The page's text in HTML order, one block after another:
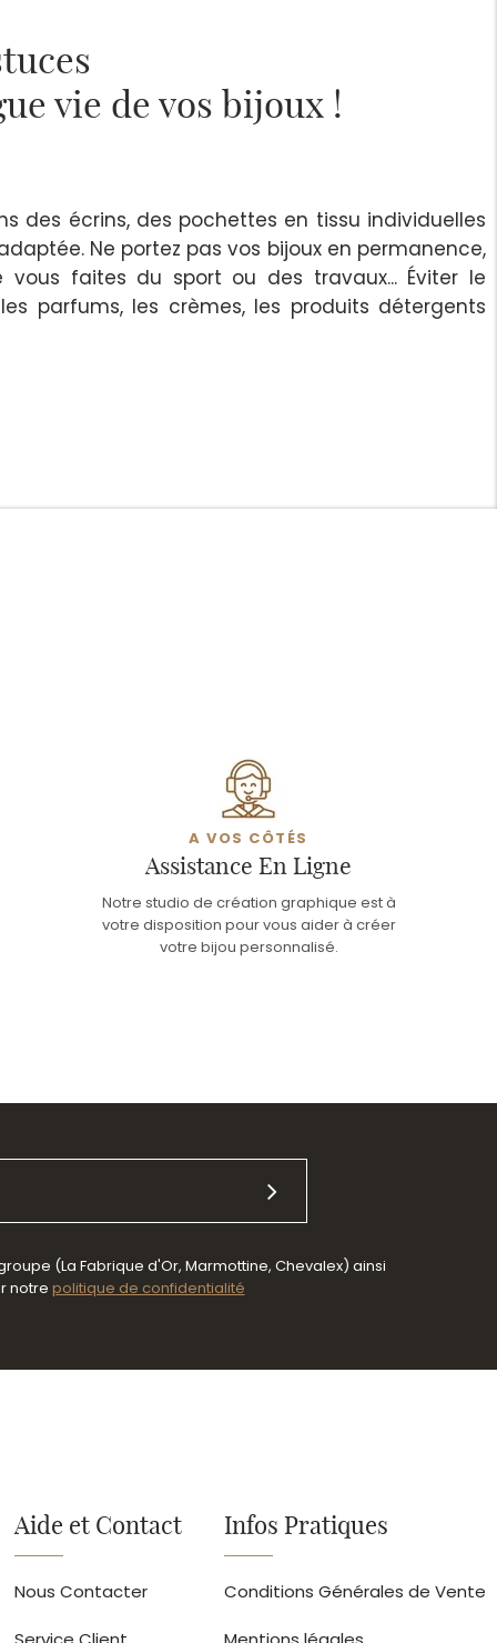
vie de vos bijoux !
des écrins, des pochettes en tissu individuelles
Ne portez pas vos bijoux en permanence,
vous faites du sport ou des travaux... Éviter le
parfums, les crèmes, les produits détergents
A VOS CÔTÉS
Assistance En Ligne
Notre studio de création graphique est à
votre disposition pour vous aider à créer
votre bijou personnalisé.
(La Fabrique d'Or, Marmottine, Chevalex) ainsi
notre politique de confidentialité
Aide et Contact
Nous Contacter
Infos Pratiques
Conditions Générales de Vente